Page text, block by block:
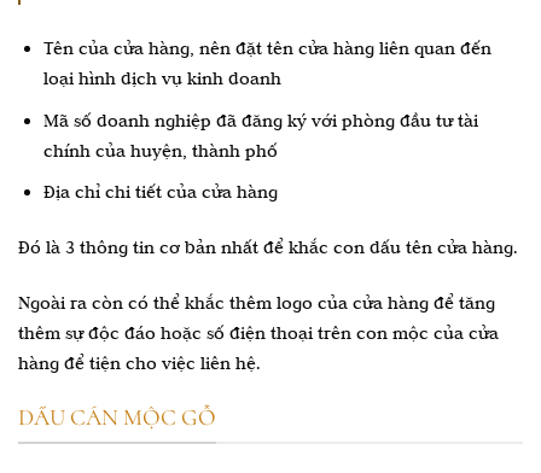
Tên của cửa hàng, nên đặt tên cửa hàng liên quan đến
loại hình dịch vụ kinh doanh
Mã số doanh nghiệp đã đăng ký với phòng đầu tư tài
chính của huyện, thành phố
Địa chỉ chi tiết của cửa hàng
Đó là 3 thông tin cơ bản nhất để khắc con dấu tên cửa hàng.
Ngoài ra còn có thể khắc thêm logo của cửa hàng để tăng
thêm sự độc đáo hoặc số điện thoại trên con mộc của cửa
hàng để tiện cho việc liên hệ.
DẤU CÁN MỘC GỖ